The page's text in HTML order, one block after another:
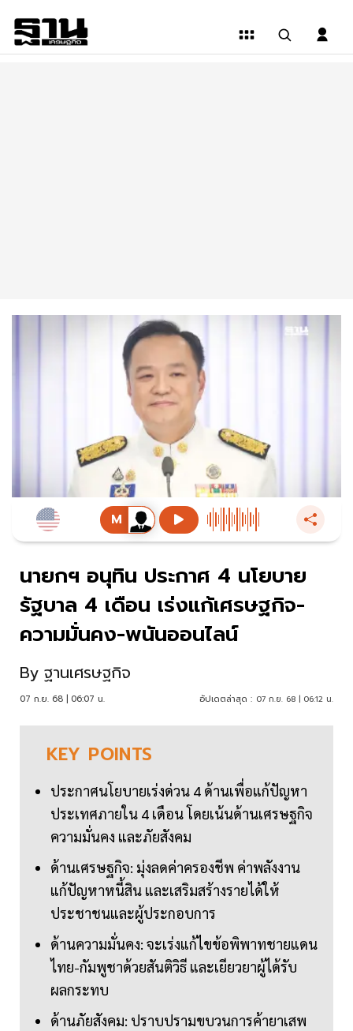
นายกฯ อนุทิน ประกาศ 4 นโยบาย
รัฐบาล 4 เดือน เร่งแก้เศรษฐกิจ-
ความมั่นคง-พนันออนไลน์
By ฐานเศรษฐกิจ
07 ก.ย. 68 | 06:07 น. อัปเดตล่าสุด : 07 ก.ย. 68 | 06:12 น.
KEY POINTS
ประกาศนโยบายเร่งด่วน 4 ด้านเพื่อแก้ปัญหา
ประเทศภายใน 4 เดือน โดยเน้นด้านเศรษฐกิจ
ความมั่นคง และภัยสังคม
ด้านเศรษฐกิจ: มุ่งลดค่าครองชีพ ค่าพลังงาน
แก้ปัญหาหนี้สิน และเสริมสร้างรายได้ให้
ประชาชนและผู้ประกอบการ
ด้านความมั่นคง: จะเร่งแก้ไขข้อพิพาทชายแดน
ไทย-กัมพูชาด้วยสันติวิธี และเยียวยาผู้ได้รับ
ผลกระทบ
ด้านภัยสังคม: ปราบปรามขบวนการค้ายาเสพ